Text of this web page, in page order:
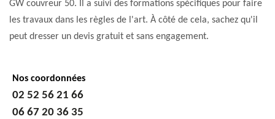
GW couvreur 50. Il a suivi des formations spécifiques pour faire
les travaux dans les règles de l'art. À côté de cela, sachez qu'il
peut dresser un devis gratuit et sans engagement.
Nos coordonnées
02 52 56 21 66
06 67 20 36 35